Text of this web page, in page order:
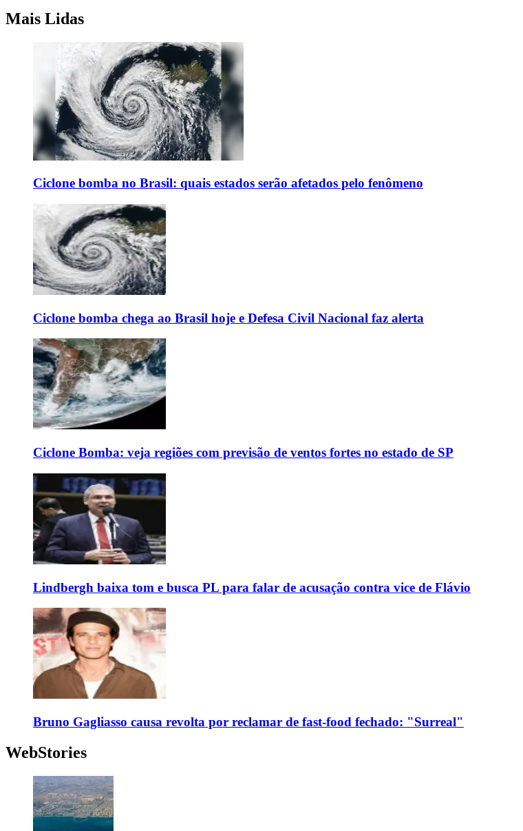
Mais Lidas
Ciclone bomba no Brasil: quais estados serão afetados pelo fenômeno
Ciclone bomba chega ao Brasil hoje e Defesa Civil Nacional faz alerta
Ciclone Bomba: veja regiões com previsão de ventos fortes no estado de SP
Lindbergh baixa tom e busca PL para falar de acusação contra vice de Flávio
Bruno Gagliasso causa revolta por reclamar de fast-food fechado: "Surreal"
WebStories